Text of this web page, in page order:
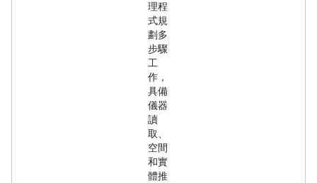
理程
式規
劃多
步驟
工
作，
具備
儀器
讀
取、
空間
和實
體推